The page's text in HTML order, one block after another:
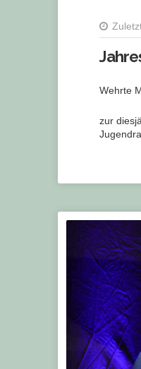
Wehrte
zur